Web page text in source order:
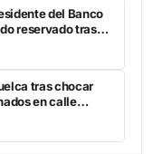
del Banco
reservado tras
tras chocar
en calle